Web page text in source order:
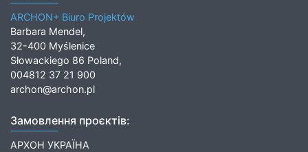
ARCHON+ Biuro Projektów
Barbara Mendel,
32-400 Myślenice
Słowackiego 86 Poland,
004812 37 21 900
archon@archon.pl
Замовлення проєктів:
АРХОН УКРАЇНА